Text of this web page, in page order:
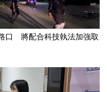
口 將配合科技執法加強取